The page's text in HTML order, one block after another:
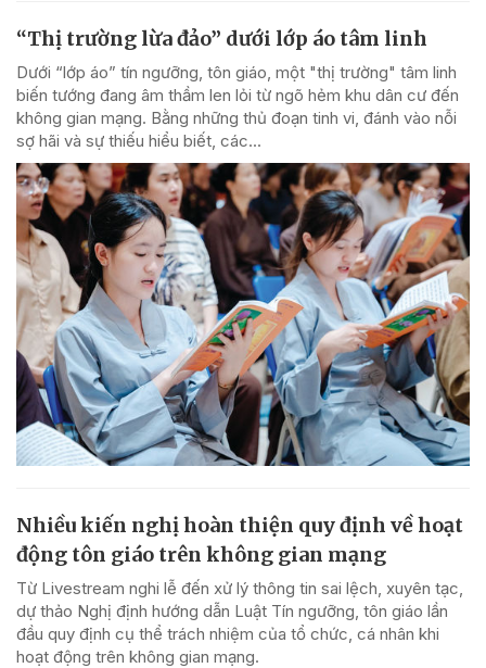
“Thị trường lừa đảo” dưới lớp áo tâm linh
Dưới “lớp áo” tín ngưỡng, tôn giáo, một "thị trường" tâm linh
biến tướng đang âm thầm len lỏi từ ngõ hẻm khu dân cư đến
không gian mạng. Bằng những thủ đoạn tinh vi, đánh vào nỗi
sợ hãi và sự thiếu hiểu biết, các...
Nhiều kiến nghị hoàn thiện quy định về hoạt
động tôn giáo trên không gian mạng
Từ Livestream nghi lễ đến xử lý thông tin sai lệch, xuyên tạc,
dự thảo Nghị định hướng dẫn Luật Tín ngưỡng, tôn giáo lần
đầu quy định cụ thể trách nhiệm của tổ chức, cá nhân khi
hoạt động trên không gian mạng.